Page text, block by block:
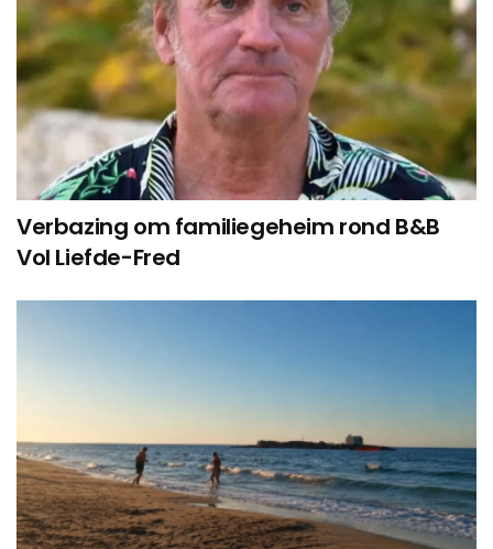
Verbazing om familiegeheim rond B&B
Vol Liefde-Fred